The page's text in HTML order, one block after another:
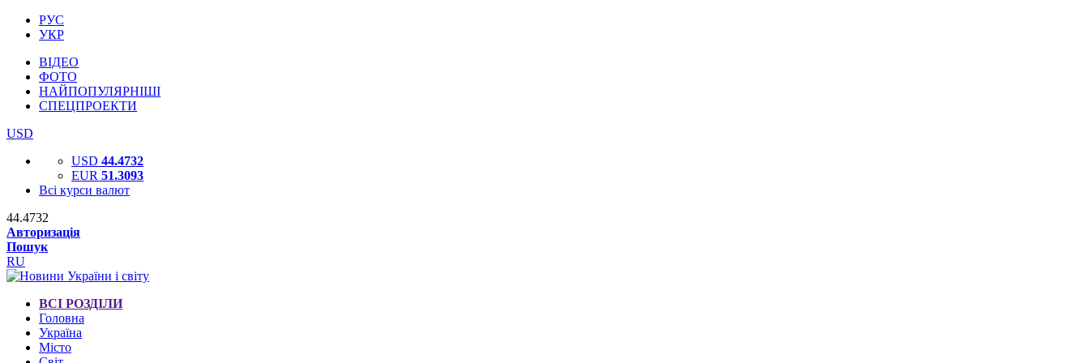
РУС
УКР
ВІДЕО
ФОТО
НАЙПОПУЛЯРНІШІ
СПЕЦПРОЕКТИ
USD
USD 44.4732
EUR 51.3093
Всі курси валют
44.4732
Авторизація
Пошук
RU
ВСІ РОЗДІЛИ
Головна
Україна
Місто